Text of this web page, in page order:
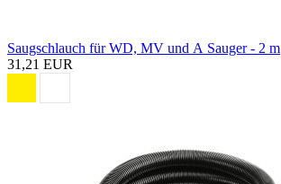
Saugschlauch für WD, MV und A Sauger - 2 m
31,21 EUR